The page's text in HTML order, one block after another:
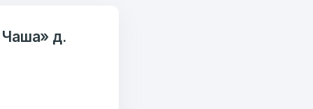
д.